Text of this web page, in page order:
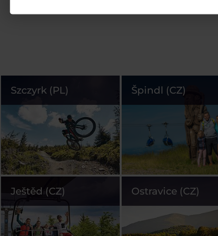
Szczyrk (PL) Špindl (CZ)
Ještěd (CZ) Ostravice (CZ)